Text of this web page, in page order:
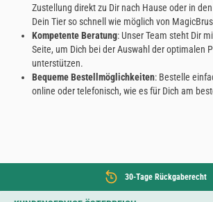
Zustellung direkt zu Dir nach Hause oder in
Dein Tier so schnell wie möglich von
Kompetente Beratung: Unser Team steht Dir
Seite, um Dich bei der Auswahl der optimalen
unterstützen.
Bequeme Bestellmöglichkeiten: Bestelle
online oder telefonisch, wie es für Dich am
30-Tage Rückgaberecht